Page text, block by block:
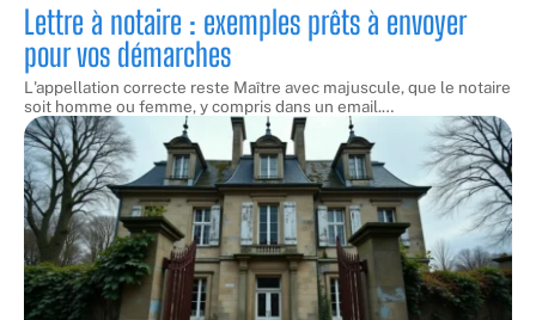
Lettre à notaire : exemples prêts à envoyer
pour vos démarches
L'appellation correcte reste Maître avec majuscule, que le notaire
soit homme ou femme, y compris dans un email.…